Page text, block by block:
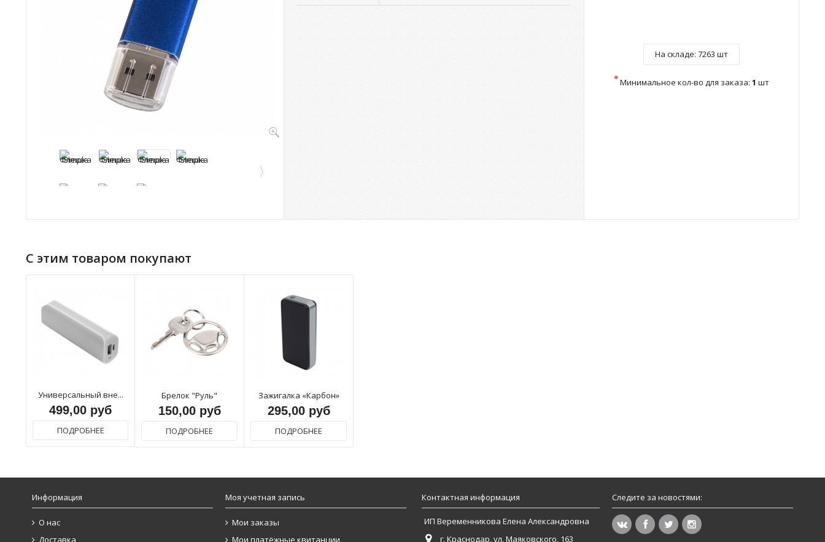
На складе: 7263 шт
*Минимальное кол-во для заказа: 1 шт
С этим товаром покупают
Универсальный вне...
499,00 руб
ПОДРОБНЕЕ
Брелок "Руль"
150,00 руб
ПОДРОБНЕЕ
Зажигалка «Карбон»
295,00 руб
ПОДРОБНЕЕ
Информация
О нас
Доставка
Моя учетная запись
Мои заказы
Мои платёжные квитанции
Контактная информация
ИП Веременникова Елена Александровна
г. Краснодар, ул. Маяковского, 163
Следите за новостями: